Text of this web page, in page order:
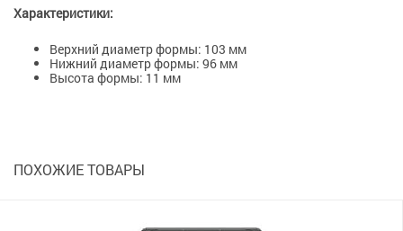
Характеристики:
Верхний диаметр формы: 103 мм
Нижний диаметр формы: 96 мм
Высота формы: 11 мм
ПОХОЖИЕ ТОВАРЫ